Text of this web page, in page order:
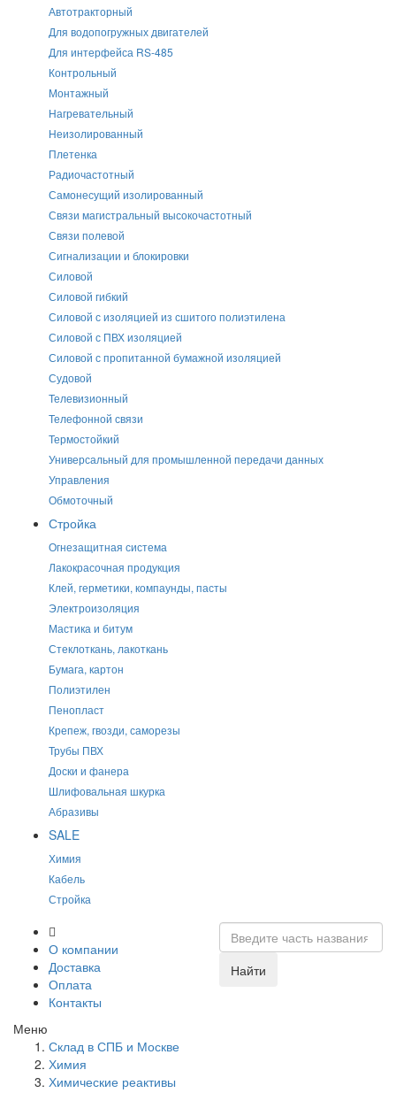
Автотракторный
Для водопогружных двигателей
Для интерфейса RS-485
Контрольный
Монтажный
Нагревательный
Неизолированный
Плетенка
Радиочастотный
Самонесущий изолированный
Связи магистральный высокочастотный
Связи полевой
Сигнализации и блокировки
Силовой
Силовой гибкий
Силовой с изоляцией из сшитого полиэтилена
Силовой с ПВХ изоляцией
Силовой с пропитанной бумажной изоляцией
Судовой
Телевизионный
Телефонной связи
Термостойкий
Универсальный для промышленной передачи данных
Управления
Обмоточный
Стройка
Огнезащитная система
Лакокрасочная продукция
Клей, герметики, компаунды, пасты
Электроизоляция
Мастика и битум
Стеклоткань, лакоткань
Бумага, картон
Полиэтилен
Пенопласт
Крепеж, гвозди, саморезы
Трубы ПВХ
Доски и фанера
Шлифовальная шкурка
Абразивы
SALE
Химия
Кабель
Стройка
О компании
Доставка
Оплата
Контакты
Найти
Меню
Склад в СПБ и Москве
Химия
Химические реактивы